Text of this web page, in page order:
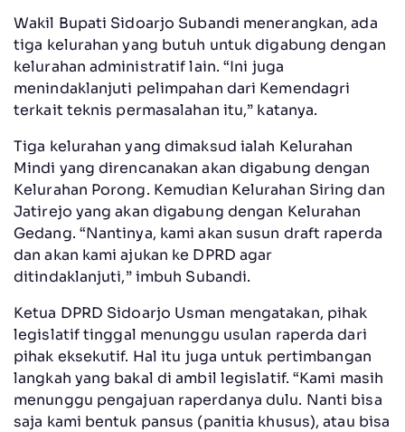
Wakil Bupati Sidoarjo Subandi menerangkan, ada
tiga kelurahan yang butuh untuk digabung dengan
kelurahan administratif lain. “Ini juga
menindaklanjuti pelimpahan dari Kemendagri
terkait teknis permasalahan itu,” katanya.
Tiga kelurahan yang dimaksud ialah Kelurahan
Mindi yang direncanakan akan digabung dengan
Kelurahan Porong. Kemudian Kelurahan Siring dan
Jatirejo yang akan digabung dengan Kelurahan
Gedang. “Nantinya, kami akan susun draft raperda
dan akan kami ajukan ke DPRD agar
ditindaklanjuti,” imbuh Subandi.
Ketua DPRD Sidoarjo Usman mengatakan, pihak
legislatif tinggal menunggu usulan raperda dari
pihak eksekutif. Hal itu juga untuk pertimbangan
langkah yang bakal di ambil legislatif. “Kami masih
menunggu pengajuan raperdanya dulu. Nanti bisa
saja kami bentuk pansus (panitia khusus), atau bisa